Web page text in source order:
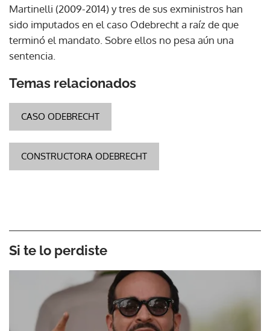
Martinelli (2009-2014) y tres de sus exministros han
sido imputados en el caso Odebrecht a raíz de que
terminó el mandato. Sobre ellos no pesa aún una
sentencia.
Temas relacionados
CASO ODEBRECHT
CONSTRUCTORA ODEBRECHT
Si te lo perdiste